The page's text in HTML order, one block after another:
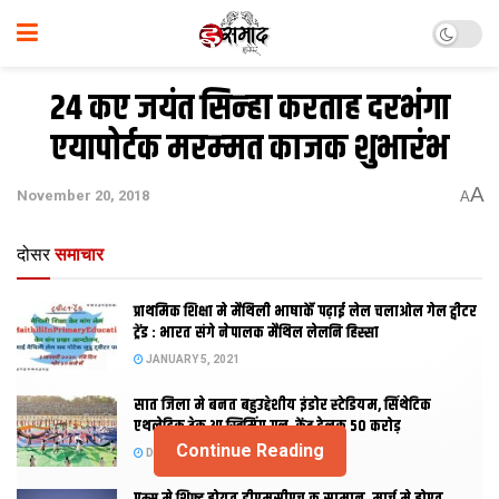
24 कए जयंत सिन्‍हा करताह दरभंगा
एयापोर्टक मरम्‍मत काजक शुभारंभ
November 20, 2018 AA
दोसर समाचार
प्राथमिक शि‍क्षा मे मैथि‍ली भाषाकेँ पढ़ाई लेल चलाओल गेल ट्वीटर
ट्रेंड : भारत संगे नेपालक मैथिल लेलनि हिस्सा
JANUARY 5, 2021
सात जिला मे बनत बहुउद्देशीय इंडोर स्‍टेडि‍यम, सिंथेटिक
एथलेटिक ट्रेक आ स्विमिंग पुल, केंद्र देलक 50 करोड़
DECEMBER 26, 2020
Continue Reading